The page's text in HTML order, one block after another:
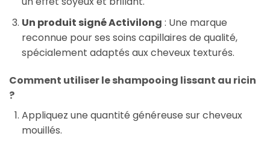
Un produit signé Activilong : Une marque
reconnue pour ses soins capillaires de qualité,
spécialement adaptés aux cheveux texturés.
Comment utiliser le shampooing lissant au ricin
?
Appliquez une quantité généreuse sur cheveux
mouillés.